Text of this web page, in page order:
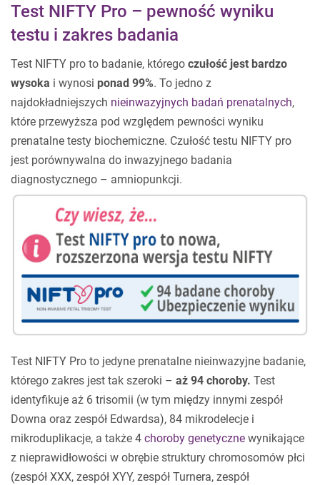
Test NIFTY Pro – pewność wyniku
testu i zakres badania
Test NIFTY pro to badanie, którego czułość jest bardzo
wysoka i wynosi ponad 99%. To jedno z
najdokładniejszych nieinwazyjnych badań prenatalnych,
które przewyższa pod względem pewności wyniku
prenatalne testy biochemiczne. Czułość testu NIFTY pro
jest porównywalna do inwazyjnego badania
diagnostycznego – amniopunkcji.
Test NIFTY Pro to jedyne prenatalne nieinwazyjne badanie,
którego zakres jest tak szeroki – aż 94 choroby. Test
identyfikuje aż 6 trisomii (w tym między innymi zespół
Downa oraz zespół Edwardsa), 84 mikrodelecje i
mikroduplikacje, a także 4 choroby genetyczne wynikające
z nieprawidłowości w obrębie struktury chromosomów płci
(zespół XXX, zespół XYY, zespół Turnera, zespół